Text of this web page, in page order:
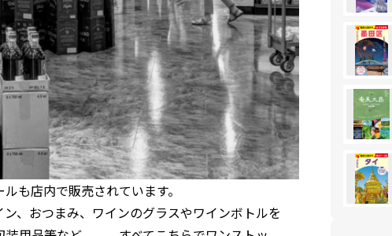
も店内で販売されています。
、おつまみ、ワインのグラスやワインボトルを